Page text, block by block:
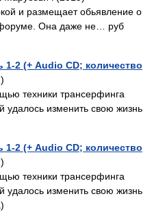
и размещает обьявление о
Она даже не… руб
2 (+ Audio CD; количество
техники трансерфинга
удалось изменить свою жизнь
2 (+ Audio CD; количество
техники трансерфинга
удалось изменить свою жизнь